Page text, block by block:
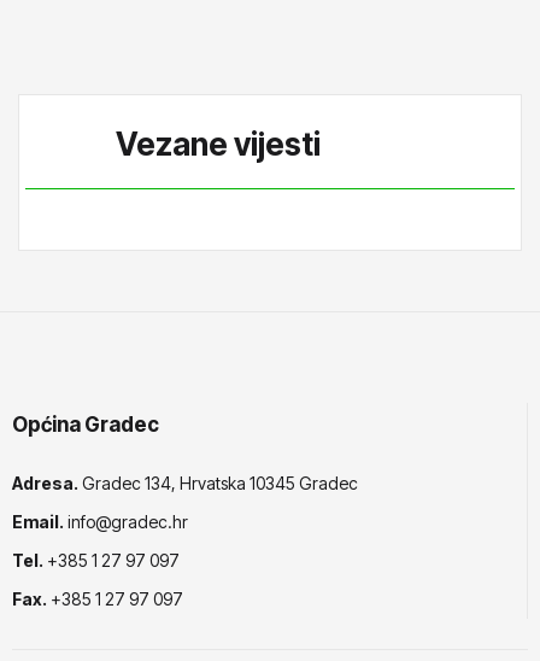
Vezane vijesti
Općina Gradec
Adresa. Gradec 134, Hrvatska 10345 Gradec
Email. info@gradec.hr
Tel. +385 1 27 97 097
Fax. +385 1 27 97 097